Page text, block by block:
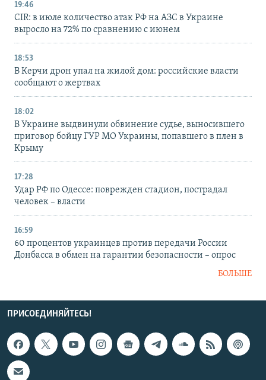
19:46
CIR: в июле количество атак РФ на АЗС в Украине
выросло на 72% по сравнению с июнем
18:53
В Керчи дрон упал на жилой дом: российские власти
сообщают о жертвах
18:02
В Украине выдвинули обвинение судье, выносившего
приговор бойцу ГУР МО Украины, попавшего в плен в
Крыму
17:28
Удар РФ по Одессе: поврежден стадион, пострадал
человек – власти
16:59
60 процентов украинцев против передачи России
Донбасса в обмен на гарантии безопасности – опрос
БОЛЬШЕ
ПРИСОЕДИНЯЙТЕСЬ!